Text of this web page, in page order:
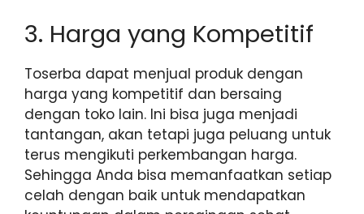
3. Harga yang Kompetitif
Toserba dapat menjual produk dengan
harga yang kompetitif dan bersaing
dengan toko lain. Ini bisa juga menjadi
tantangan, akan tetapi juga peluang untuk
terus mengikuti perkembangan harga.
Sehingga Anda bisa memanfaatkan setiap
celah dengan baik untuk mendapatkan